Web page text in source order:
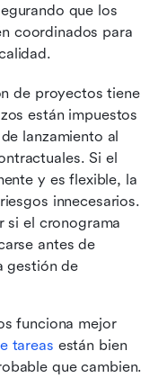
que los
coordinados para
de proyectos tiene
están impuestos
lanzamiento al
Si el
y es flexible, la
innecesarios.
si el cronograma
antes de
gestión de
funciona mejor
tareas están bien
que cambien.